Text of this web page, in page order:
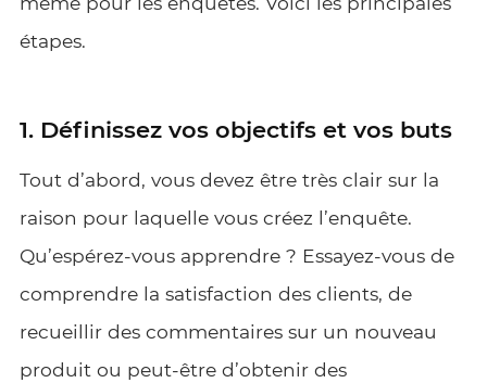
étapes.
1. Définissez vos objectifs et vos buts
Tout d’abord, vous devez être très clair sur la
raison pour laquelle vous créez l’enquête.
Qu’espérez-vous apprendre ? Essayez-vous de
comprendre la satisfaction des clients, de
recueillir des commentaires sur un nouveau
produit ou peut-être d’obtenir des